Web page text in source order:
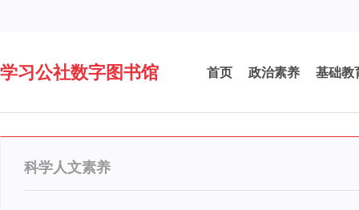
学习公社数字图书馆 首页 政治素养 基础教
科学人文素养